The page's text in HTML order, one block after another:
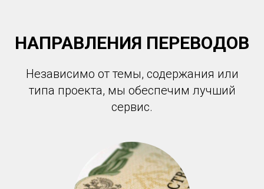
НАПРАВЛЕНИЯ ПЕРЕВОДОВ
Независимо от темы, содержания или
типа проекта, мы обеспечим лучший
сервис.